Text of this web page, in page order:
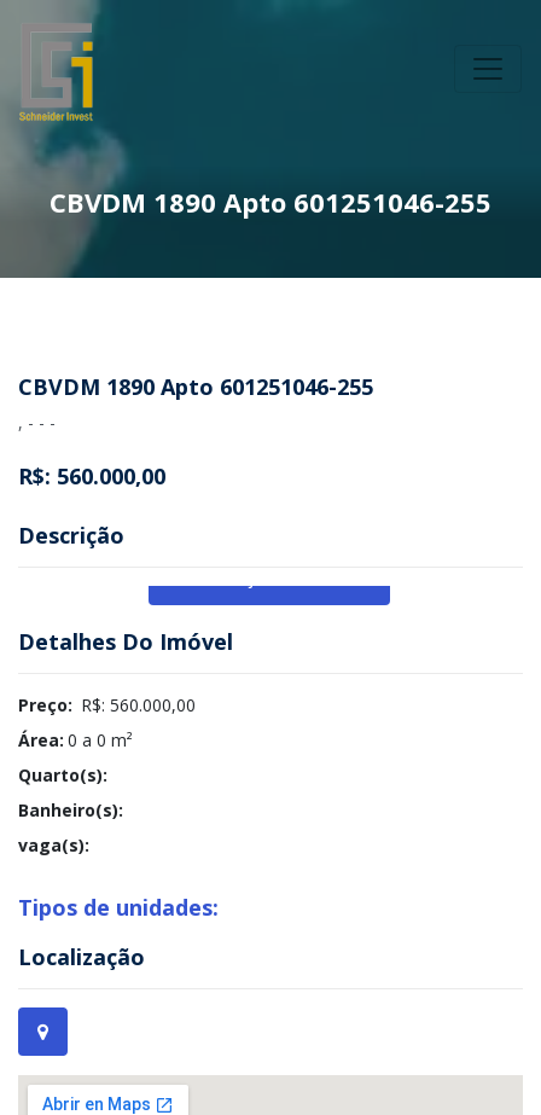
CBVDM 1890 Apto 601251046-255
CBVDM 1890 Apto 601251046-255
, - - -
R$: 560.000,00
Descrição
Detalhes Do Imóvel
Preço: R$: 560.000,00
Área: 0 a 0 m²
Quarto(s):
Banheiro(s):
vaga(s):
Tipos de unidades:
Localização